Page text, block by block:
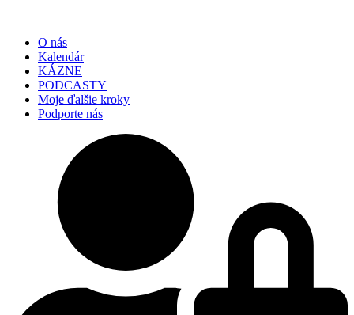
O nás
Kalendár
KÁZNE
PODCASTY
Moje ďalšie kroky
Podporte nás